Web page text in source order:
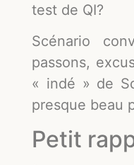
test de QI?
Scénario
passons,
« indé » de
presque beau
Petit